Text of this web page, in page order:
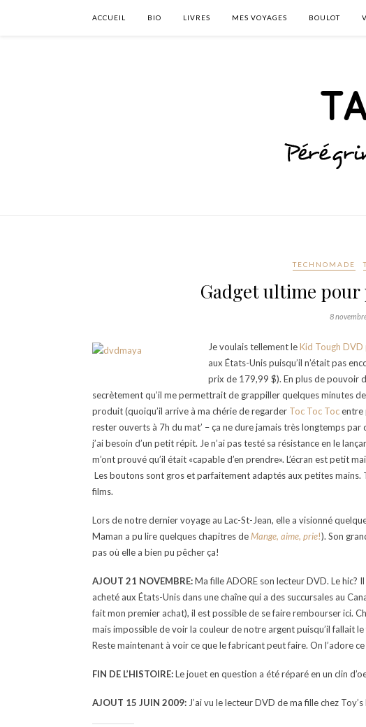
ACCUEIL BIO LIVRES MES VOYAGES BOULOT
TECHNOMADE
Gadget ultime pour
8
Je voulais tellement leKid Tough DVD
aux États-Unis puisqu’il n’était pas
prix de 179,99 $). En plus de pouvoir
secrètement qu’il me permettrait de grappiller quelques minutes
produit (quoiqu’il arrive à ma chérie de regarder Toc Toc Tocentre
rester ouverts à 7h du mat’ – ça ne dure jamais très longtemps
j’ai besoin d’un petit répit. Je n’ai pas testé sa résistance en le
m’ont prouvé qu’il était «capable d’en prendre». L’écran est petit
Les boutons sont gros et parfaitement adaptés aux petites
films.
Lors de notre dernier voyage au Lac-St-Jean, elle a visionné
Maman a pu lire quelques chapitres deMange, aime, prie!). Son
pas où elle a bien pu pêcher ça!
AJOUT 21 NOVEMBRE:Ma fille ADORE son lecteur DVD. Le hic?
acheté aux États-Unis dans une chaîne qui a des succursales au
fait mon premier achat), il est possible de se faire rembourser ici.
mais impossible de voir la couleur de notre argent puisqu’il fallait
Reste maintenant à voir ce que le fabricant peut faire. On l’adore
FIN DE L’HISTOIRE:Le jouet en question a été réparé en un clin
AJOUT 15 JUIN 2009: J’ai vu le lecteur DVD de ma fille chez